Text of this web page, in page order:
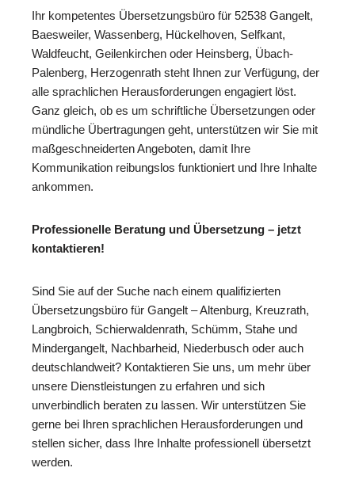
Ihr kompetentes Übersetzungsbüro für 52538 Gangelt,
Baesweiler, Wassenberg, Hückelhoven, Selfkant,
Waldfeucht, Geilenkirchen oder Heinsberg, Übach-
Palenberg, Herzogenrath steht Ihnen zur Verfügung, der
alle sprachlichen Herausforderungen engagiert löst.
Ganz gleich, ob es um schriftliche Übersetzungen oder
mündliche Übertragungen geht, unterstützen wir Sie mit
maßgeschneiderten Angeboten, damit Ihre
Kommunikation reibungslos funktioniert und Ihre Inhalte
ankommen.
Professionelle Beratung und Übersetzung – jetzt
kontaktieren!
Sind Sie auf der Suche nach einem qualifizierten
Übersetzungsbüro für Gangelt – Altenburg, Kreuzrath,
Langbroich, Schierwaldenrath, Schümm, Stahe und
Mindergangelt, Nachbarheid, Niederbusch oder auch
deutschlandweit? Kontaktieren Sie uns, um mehr über
unsere Dienstleistungen zu erfahren und sich
unverbindlich beraten zu lassen. Wir unterstützen Sie
gerne bei Ihren sprachlichen Herausforderungen und
stellen sicher, dass Ihre Inhalte professionell übersetzt
werden.